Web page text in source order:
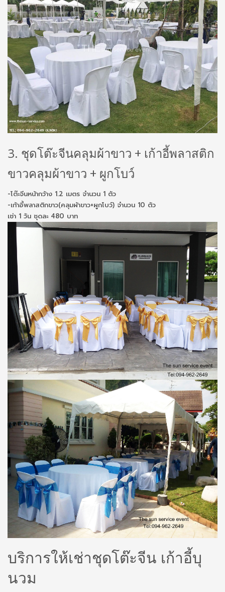
3. ชุดโต๊ะจีนคลุมผ้าขาว + เก้าอี้พลาสติก
ขาวคลุมผ้าขาว + ผูกโบว์
-โต๊ะจีนหน้ากว้าง 1.2 เมตร จำนวน 1 ตัว
-เก้าอี้พลาสติกขาว(คลุมผ้าขาว+ผูกโบว์) จำนวน 10 ตัว
เช่า 1 วัน ชุดละ 480 บาท
บริการให้เช่าชุดโต๊ะจีน เก้าอี้บุ
นวม